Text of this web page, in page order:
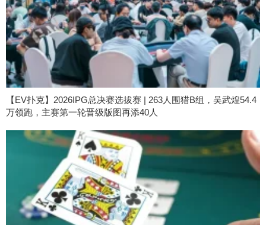
【EV扑克】2026IPG总决赛选拔赛 | 263人围猎B组，吴武煌54.4
万领跑，主赛第一轮晋级版图再添40人